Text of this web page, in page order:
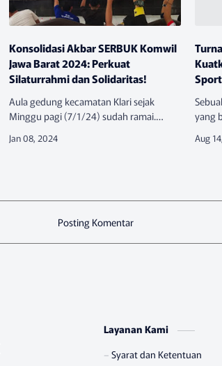
Konsolidasi Akbar SERBUK Komwil
Jawa Barat 2024: Perkuat
Silaturrahmi dan Solidaritas!
Aula gedung kecamatan Klari sejak
Minggu pagi (7/1/24) sudah ramai.
Jawa Barat berbondong-bondong untuk
yang
Posting Komentar
Layanan Kami
Syarat dan Ketentuan